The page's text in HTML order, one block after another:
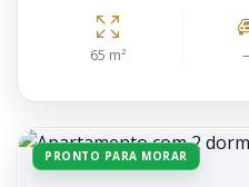
65 m²
PRONTO PARA MORAR